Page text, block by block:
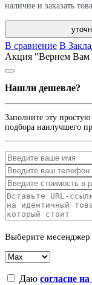
наличие и заказать
В сравнение В
Акция "Вернем Вам
Нашли дешевле?
Заполните эту
подбора наилучшего
Выберите месенджер
Даю согласие